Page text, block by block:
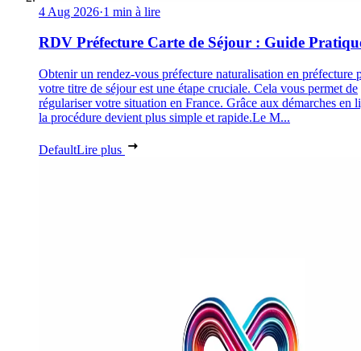
4 Aug 2026·1 min à lire
RDV Préfecture Carte de Séjour : Guide
Obtenir un rendez-vous préfecture naturalisation en préfecture
votre titre de séjour est une étape cruciale. Cela vous permet de
régulariser votre situation en France. Grâce aux démarches en
la procédure devient plus simple et rapide.Le M...
DefaultLire plus